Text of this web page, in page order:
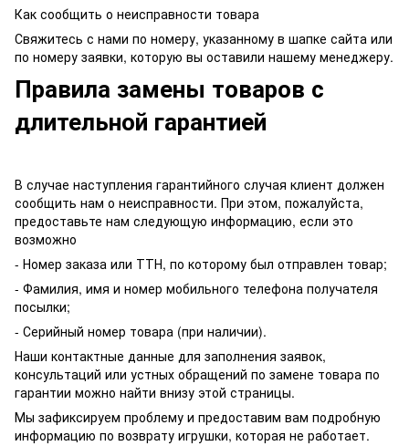
Как сообщить о неисправности товара
Свяжитесь с нами по номеру, указанному в шапке сайта или
по номеру заявки, которую вы оставили нашему менеджеру.
Правила замены товаров с
длительной гарантией
В случае наступления гарантийного случая клиент должен
сообщить нам о неисправности. При этом, пожалуйста,
предоставьте нам следующую информацию, если это
возможно
- Номер заказа или ТТН, по которому был отправлен товар;
- Фамилия, имя и номер мобильного телефона получателя
посылки;
- Серийный номер товара (при наличии).
Наши контактные данные для заполнения заявок,
консультаций или устных обращений по замене товара по
гарантии можно найти внизу этой страницы.
Мы зафиксируем проблему и предоставим вам подробную
информацию по возврату игрушки, которая не работает.